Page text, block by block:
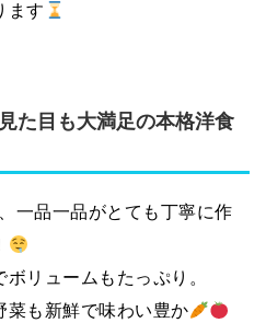
ます
た目も大満足の本格洋食
一品一品がとても丁寧に作
リュームもたっぷり。
菜も新鮮で味わい豊か